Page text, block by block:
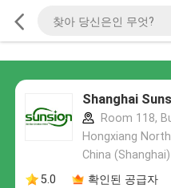
Shanghai
Room 118,
Hongxiang
China
5.0
확인된 공급자